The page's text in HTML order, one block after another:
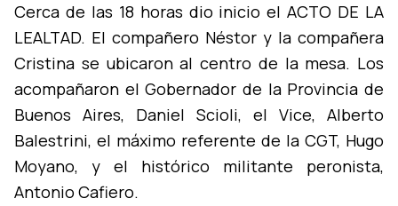
Cerca de las 18 horas dio inicio el ACTO DE LA
LEALTAD. El compañero Néstor y la compañera
Cristina se ubicaron al centro de la mesa. Los
acompañaron el Gobernador de la Provincia de
Buenos Aires, Daniel Scioli, el Vice, Alberto
Balestrini, el máximo referente de la CGT, Hugo
Moyano, y el histórico militante peronista,
Antonio Cafiero.